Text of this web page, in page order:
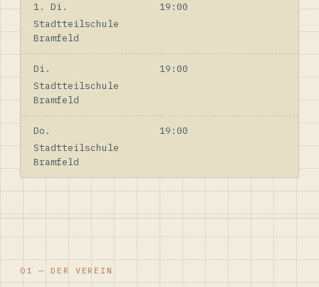
1. Di.
19:00
Stadtteilschule
Bramfeld
Di.
19:00
Stadtteilschule
Bramfeld
Do.
19:00
Stadtteilschule
Bramfeld
01 — DER VEREIN